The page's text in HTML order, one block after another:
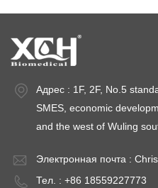
Адрес : 1F, 2F, No.5
SMES, economic
and the west of Wuling
Электронная почта :
Тел. : +86 18559227773